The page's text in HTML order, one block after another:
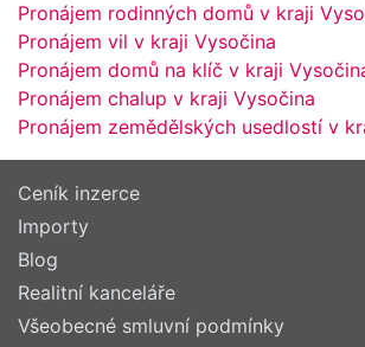
Pronájem rodinných domů v kraji
Pronájem vil v kraji Vysočina
Pronájem domů na klíč v kraji
Pronájem chalup v kraji Vysočina
Pronájem zemědělských usedlostí v
Ceník inzerce
Importy
Blog
Realitní kanceláře
Všeobecné smluvní podmínky